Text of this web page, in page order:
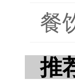
餐
推